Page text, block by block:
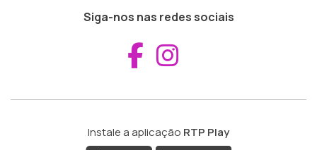
Siga-nos nas redes sociais
Aceder ao
Instale a aplicação RTP Play